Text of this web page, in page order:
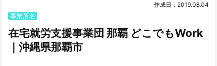
作成日：2019.08.04
事業所名
在宅就労支援事業団 那覇 どこでもWork
｜沖縄県那覇市